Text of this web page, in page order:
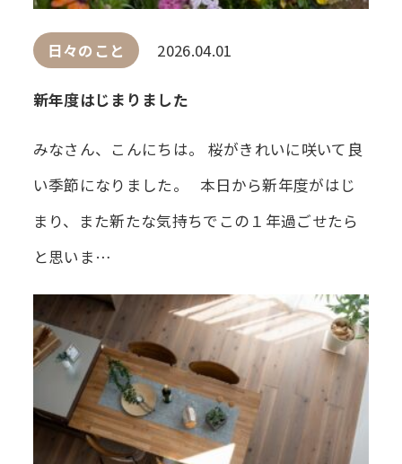
日々のこと 2026.04.01
新年度はじまりました
みなさん、こんにちは。 桜がきれいに咲いて良
い季節になりました。 本日から新年度がはじ
まり、また新たな気持ちでこの１年過ごせたら
と思いま…